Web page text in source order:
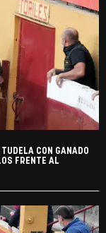
CON GANADO
FRENTE AL